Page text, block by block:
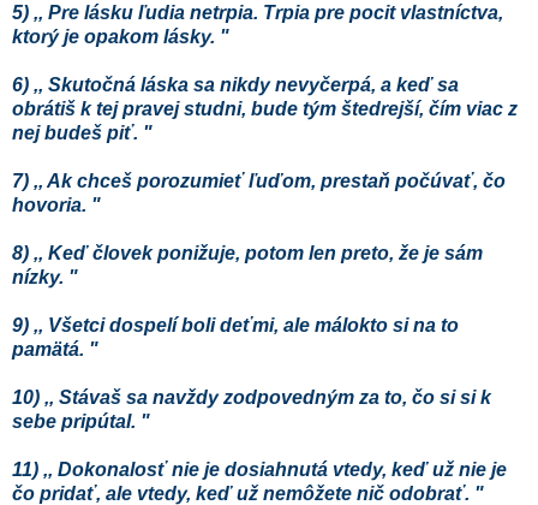
5) ,, Pre lásku ľudia netrpia. Trpia pre pocit vlastníctva,
ktorý je opakom lásky. "
6) ,, Skutočná láska sa nikdy nevyčerpá, a keď sa
obrátiš k tej pravej studni, bude tým štedrejší, čím viac z
nej budeš piť. "
7) ,, Ak chceš porozumieť ľuďom, prestaň počúvať, čo
hovoria. "
8) ,, Keď človek ponižuje, potom len preto, že je sám
nízky. "
9) ,, Všetci dospelí boli deťmi, ale málokto si na to
pamätá. "
10) ,, Stávaš sa navždy zodpovedným za to, čo si si k
sebe pripútal. "
11) ,, Dokonalosť nie je dosiahnutá vtedy, keď už nie je
čo pridať, ale vtedy, keď už nemôžete nič odobrať. "